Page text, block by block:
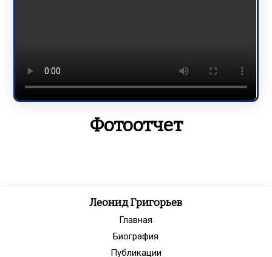
Фотоотчет
Леонид Григорьев
Главная
Биография
Публикации